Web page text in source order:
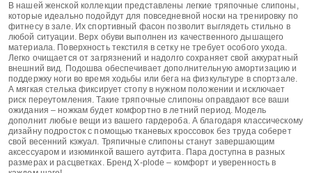
В нашей женской коллекции представлены легкие тряпочные слипоны,
которые идеально подойдут для повседневной носки на тренировку по
фитнесу в зале. Их спортивный фасон позволит выглядеть стильно в
любой ситуации. Верх обуви выполнен из качественного дышащего
материала. Поверхность текстиля в сетку не требует особого ухода.
Легко очищается от загрязнений и надолго сохраняет свой аккуратный
внешний вид. Подошва обеспечивает дополнительную амортизацию и
поддержку ноги во время ходьбы или бега на физкультуре в спортзале.
А мягкая стелька фиксирует стопу в нужном положении и исключает
риск переутомления. Такие тряпочные слипоны оправдают все ваши
ожидания – ножкам будет комфортно в летний период. Модель
дополнит любые вещи из вашего гардероба. А благодаря классическому
дизайну подросток с помощью тканевых кроссовок без труда соберет
свой весенний кэжуал. Тряпичные слипоны станут завершающим
аксессуаром и изюминкой вашего аутфита. Пара доступна в разных
размерах и расцветках. Бренд X-plode – комфорт и уверенность в